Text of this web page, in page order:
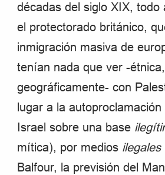
décadas del siglo XIX, todo
el protectorado británico,
inmigración masiva de
tenían nada que ver -
geográficamente- con
lugar a la
Israel sobre una base
mítica), por medios ilegales
Balfour, la previsión del